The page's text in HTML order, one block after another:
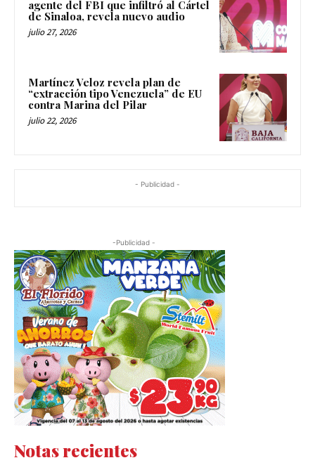
agente del FBI que infiltró al Cártel
de Sinaloa, revela nuevo audio
julio 27, 2026
Martínez Veloz revela plan de
“extracción tipo Venezuela” de EU
contra Marina del Pilar
julio 22, 2026
- Publicidad -
-Publicidad -
Notas recientes